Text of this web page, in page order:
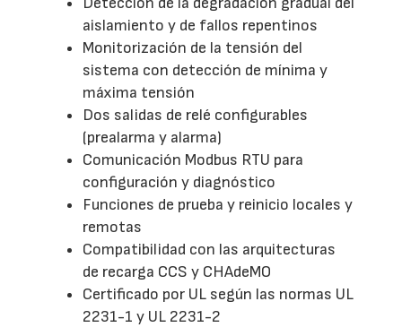
aislamiento y de fallos repentinos
Monitorización de la tensión del
sistema con detección de mínima y
máxima tensión
Dos salidas de relé configurables
(prealarma y alarma)
Comunicación Modbus RTU para
configuración y diagnóstico
Funciones de prueba y reinicio locales y
remotas
Compatibilidad con las arquitecturas
de recarga CCS y CHAdeMO
Certificado por UL según las normas UL
2231-1 y UL 2231-2